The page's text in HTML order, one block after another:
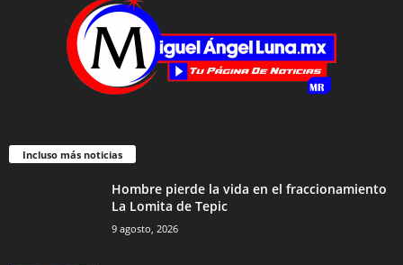
Incluso más noticias
Hombre pierde la vida en el fraccionamiento
La Lomita de Tepic
9 agosto, 2026